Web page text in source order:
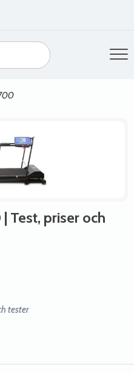
| Test, priser och
tester